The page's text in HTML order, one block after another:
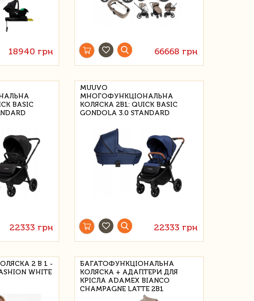
18940 грн 66668 грн
BASIC
22333 грн
MUUVO
МНОГОФУНКЦІОНАЛЬНА
КОЛЯСКА 2В1: QUICK BASIC
GONDOLA 3.0 STANDARD
22333 грн
2 В 1 -
WHITE
БАГАТОФУНКЦІОНАЛЬНА
КОЛЯСКА + АДАПТЕРИ ДЛЯ
КРІСЛА ADAMEX BIANCO
CHAMPAGNE LATTE 2В1